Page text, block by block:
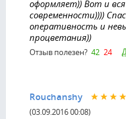
оформляет)) Вот и
современности))))
оперативность и
процветания))
Отзыв полезен? 42 24
Rouchanshy
(03.09.2016 00:08)